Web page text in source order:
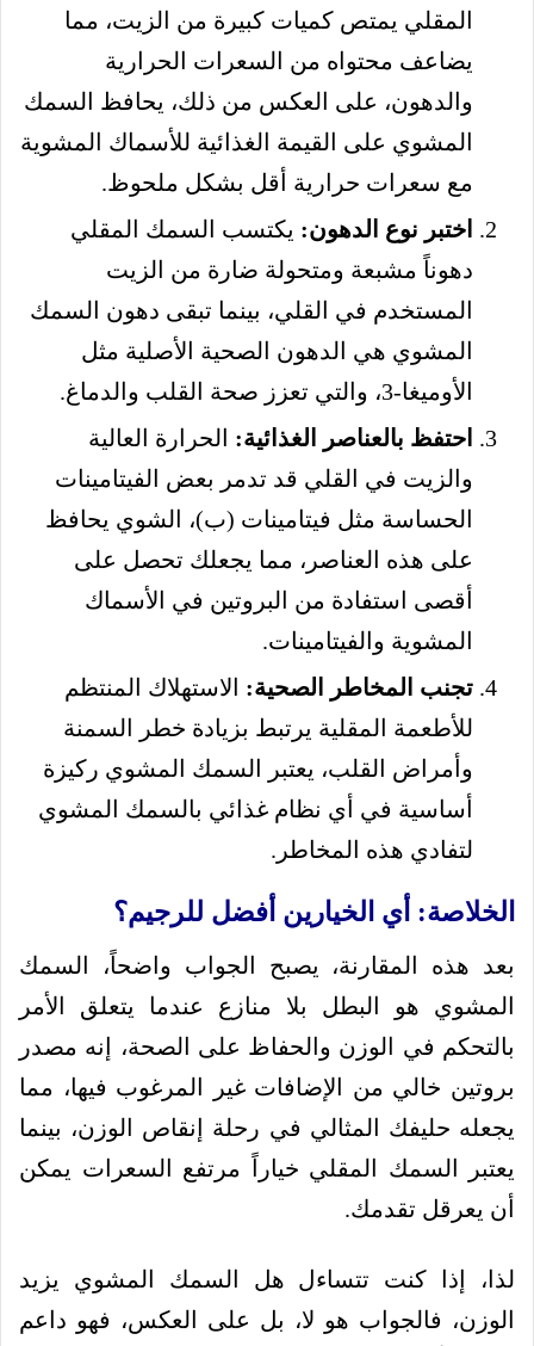
المقلي يمتص كميات كبيرة من الزيت، مما
يضاعف محتواه من السعرات الحرارية
والدهون، على العكس من ذلك، يحافظ السمك
المشوي على القيمة الغذائية للأسماك المشوية
مع سعرات حرارية أقل بشكل ملحوظ.
اختبر نوع الدهون: يكتسب السمك المقلي
دهوناً مشبعة ومتحولة ضارة من الزيت
المستخدم في القلي، بينما تبقى دهون السمك
المشوي هي الدهون الصحية الأصلية مثل
الأوميغا-3، والتي تعزز صحة القلب والدماغ.
احتفظ بالعناصر الغذائية: الحرارة العالية
والزيت في القلي قد تدمر بعض الفيتامينات
الحساسة مثل فيتامينات (ب)، الشوي يحافظ
على هذه العناصر، مما يجعلك تحصل على
أقصى استفادة من البروتين في الأسماك
المشوية والفيتامينات.
تجنب المخاطر الصحية: الاستهلاك المنتظم
للأطعمة المقلية يرتبط بزيادة خطر السمنة
وأمراض القلب، يعتبر السمك المشوي ركيزة
أساسية في أي نظام غذائي بالسمك المشوي
لتفادي هذه المخاطر.
الخلاصة: أي الخيارين أفضل للرجيم؟
بعد هذه المقارنة، يصبح الجواب واضحاً، السمك
المشوي هو البطل بلا منازع عندما يتعلق الأمر
بالتحكم في الوزن والحفاظ على الصحة، إنه مصدر
بروتين خالي من الإضافات غير المرغوب فيها، مما
يجعله حليفك المثالي في رحلة إنقاص الوزن، بينما
يعتبر السمك المقلي خياراً مرتفع السعرات يمكن
أن يعرقل تقدمك.
لذا، إذا كنت تتساءل هل السمك المشوي يزيد
الوزن، فالجواب هو لا، بل على العكس، فهو داعم